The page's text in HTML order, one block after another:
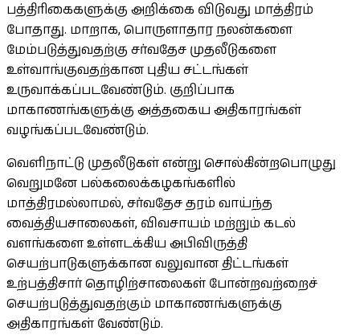
பத்திரிகைகளுக்கு அறிக்கை விடுவது மாத்திரம்
போதாது. மாறாக, பொருளாதார நலன்களை
மேம்படுத்துவதற்கு சர்வதேச முதலீடுகளை
உள்வாங்குவதற்கான புதிய சட்டங்கள்
உருவாக்கப்படவேண்டும். குறிப்பாக
மாகாணங்களுக்கு அத்தகைய அதிகாரங்கள்
வழங்கப்படவேண்டும்.
வெளிநாட்டு முதலீடுகள் என்று சொல்கின்றபொழுது
வெறுமனே பல்கலைக்கழகங்களில்
மாத்திரமல்லாமல், சர்வதேச தரம் வாய்ந்த
வைத்தியசாலைகள், விவசாயம் மற்றும் கடல்
வளங்களை உள்ளடக்கிய அபிவிருத்தி
செயற்பாடுகளுக்கான வலுவான திட்டங்கள்
உற்பத்திசார் தொழிற்சாலைகள் போன்றவற்றைச்
செயற்படுத்துவதற்கும் மாகாணங்களுக்கு
அதிகாரங்கள் வேண்டும்.